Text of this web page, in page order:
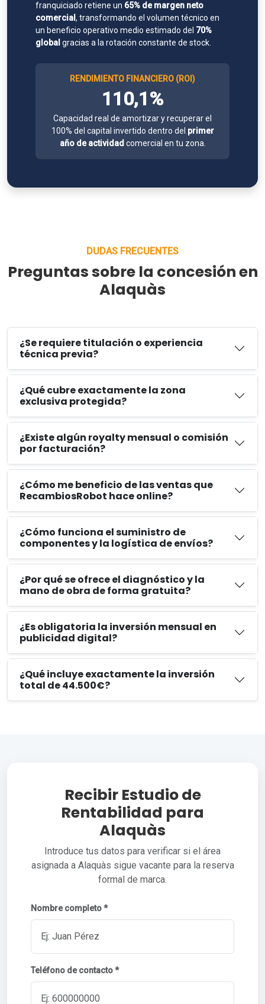
franquiciado retiene un 65% de margen neto
comercial , transformando el volumen técnico en
un beneficio operativo medio estimado del 70%
global gracias a la rotación constante de stock.
RENDIMIENTO FINANCIERO (ROI)
110,1%
Capacidad real de amortizar y recuperar el
100% del capital invertido dentro del primer
año de actividad comercial en tu zona.
DUDAS FRECUENTES
Preguntas sobre la concesión en
Alaquàs
¿Se requiere titulación o experiencia
técnica previa?
¿Qué cubre exactamente la zona
exclusiva protegida?
¿Existe algún royalty mensual o comisión
por facturación?
¿Cómo me beneficio de las ventas que
RecambiosRobot hace online?
¿Cómo funciona el suministro de
componentes y la logística de envíos?
¿Por qué se ofrece el diagnóstico y la
mano de obra de forma gratuita?
¿Es obligatoria la inversión mensual en
publicidad digital?
¿Qué incluye exactamente la inversión
total de 44.500€?
Recibir Estudio de
Rentabilidad para
Alaquàs
Introduce tus datos para verificar si el área
asignada a Alaquàs sigue vacante para la reserva
formal de marca.
Nombre completo *
Teléfono de contacto *